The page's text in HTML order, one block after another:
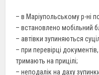
– в Маріупольському р-ні
– встановлено мобільний
– автівки зупиняються
– при перевірці
тримають на прицілі;
– неподалік на даху